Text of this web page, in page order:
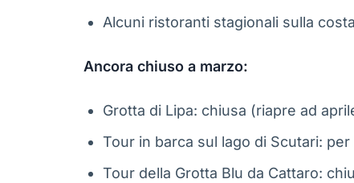
Alcuni ristoranti stagionali sulla costa
Ancora chiuso a marzo:
Grotta di Lipa: chiusa (riapre ad
Tour in barca sul lago di Scutari:
Tour della Grotta Blu da Cattaro: